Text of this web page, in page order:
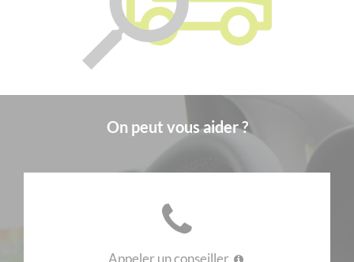
On peut vous aider ?
Appeler un conseiller